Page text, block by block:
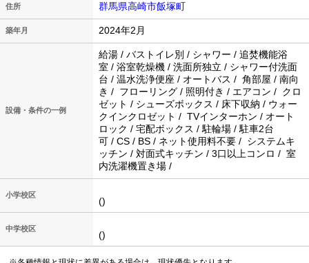
住所 群馬県高崎市飯塚町
築年月 2024年2月
設備・条件の一例
給湯 / バストイレ別 / シャワー / 追焚機能浴
室 / 浴室乾燥機 / 洗面所独立 / シャワー付洗面
台 / 温水洗浄便座 / オートバス / 角部屋 / 南向
き / フローリング / 照明付き / エアコン / クロ
ゼット / シューズボックス / 床下収納 / ウォー
クインクロゼット / TVインターホン / オート
ロック / 宅配ボックス / 駐輪場 / 駐車2台
可 / CS / BS / ネット使用料不要 / システムキ
ッチン / 対面式キッチン / 3口以上コンロ / 室
内洗濯機置き場 /
小学校区
()
中学校区
()